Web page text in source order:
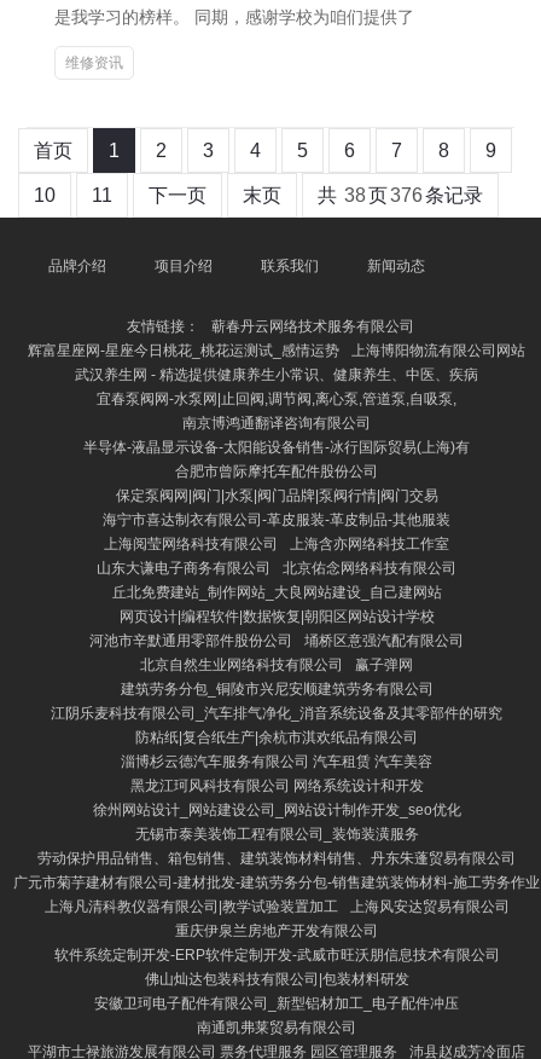
是我学习的榜样。 同期，感谢学校为咱们提供了
维修资讯
首页 1 2 3 4 5 6 7 8 9
10 11 下一页 末页 共 38页376条记录
品牌介绍 项目介绍 联系我们 新闻动态
友情链接：
蕲春丹云网络技术服务有限公司
辉富星座网-星座今日桃花_桃花运测试_感情运势
上海博阳物流有限公司网站
武汉养生网 - 精选提供健康养生小常识、健康养生、中医、疾病
宜春泵阀网-水泵网|止回阀,调节阀,离心泵,管道泵,自吸泵,
南京博鸿通翻译咨询有限公司
半导体-液晶显示设备-太阳能设备销售-冰行国际贸易(上海)有
合肥市曾际摩托车配件股份公司
保定泵阀网|阀门|水泵|阀门品牌|泵阀行情|阀门交易
海宁市喜达制衣有限公司-革皮服装-革皮制品-其他服装
上海阅莹网络科技有限公司
上海含亦网络科技工作室
山东大谦电子商务有限公司
北京佑念网络科技有限公司
丘北免费建站_制作网站_大良网站建设_自己建网站
网页设计|编程软件|数据恢复|朝阳区网站设计学校
河池市辛默通用零部件股份公司
埇桥区意强汽配有限公司
北京自然生业网络科技有限公司
赢子弹网
建筑劳务分包_铜陵市兴尼安顺建筑劳务有限公司
江阴乐麦科技有限公司_汽车排气净化_消音系统设备及其零部件的研究
防粘纸|复合纸生产|余杭市淇欢纸品有限公司
淄博杉云德汽车服务有限公司 汽车租赁 汽车美容
黑龙江珂风科技有限公司 网络系统设计和开发
徐州网站设计_网站建设公司_网站设计制作开发_seo优化
无锡市泰美装饰工程有限公司_装饰装潢服务
劳动保护用品销售、箱包销售、建筑装饰材料销售、丹东朱蓬贸易有限公司
广元市菊芋建材有限公司-建材批发-建筑劳务分包-销售建筑装饰材料-施工劳务作业
上海凡清科教仪器有限公司|教学试验装置加工
上海风安达贸易有限公司
重庆伊泉兰房地产开发有限公司
软件系统定制开发-ERP软件定制开发-武威市旺沃朋信息技术有限公司
佛山灿达包装科技有限公司|包装材料研发
安徽卫珂电子配件有限公司_新型铝材加工_电子配件冲压
南通凯弗莱贸易有限公司
平湖市士禄旅游发展有限公司 票务代理服务 园区管理服务
沛县赵成芳冷面店